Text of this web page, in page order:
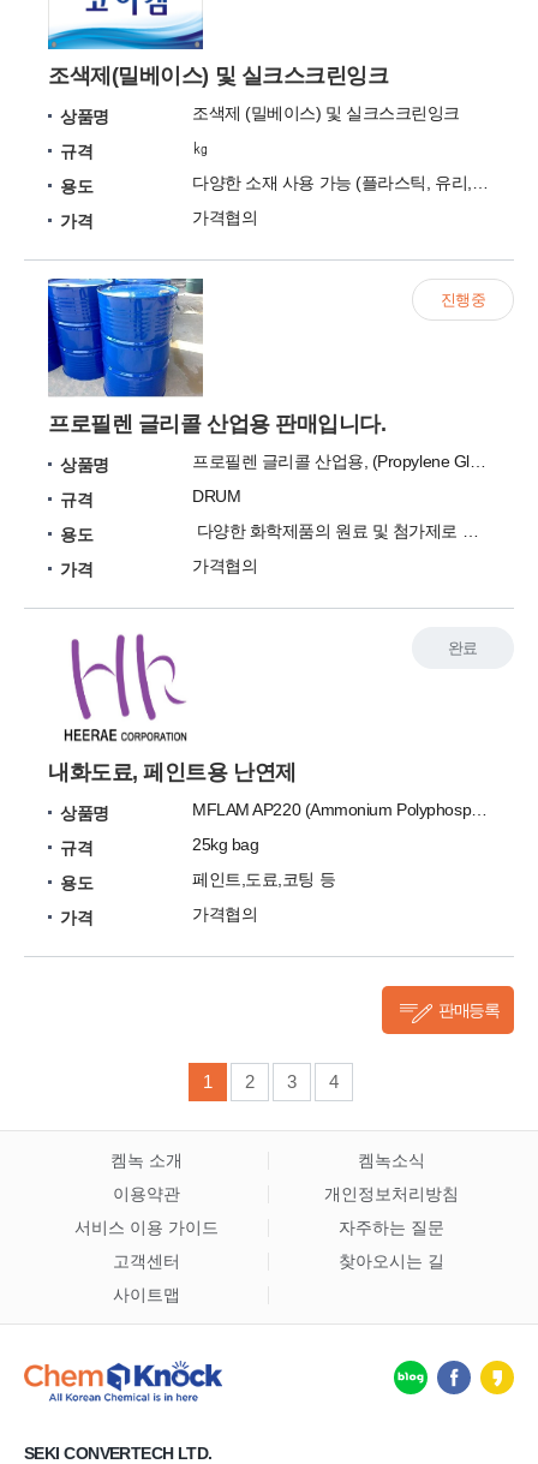
조색제(밀베이스) 및 실크스크린잉크
상품명
조색제 (밀베이스) 및 실크스크린잉크
규격
㎏
용도
가격
가격협의
프로필렌 글리콜 산업용 판매입니다.
상품명
프로필렌 글리콜 산업용, (Propylene Glycol Industrial, PGI)
규격
DRUM
용도
가격
가격협의
진행중
내화도료, 페인트용 난연제
상품명
MFLAM AP220 (Ammonium Polyphosphate)
규격
25kg bag
용도
페인트,도료,코팅 등
가격
가격협의
완료
판매등록
1 2 3 4
켐녹 소개
켐녹소식
이용약관
개인정보처리방침
서비스 이용 가이드
자주하는 질문
고객센터
찾아오시는 길
사이트맵
SEKI CONVERTECH LTD.